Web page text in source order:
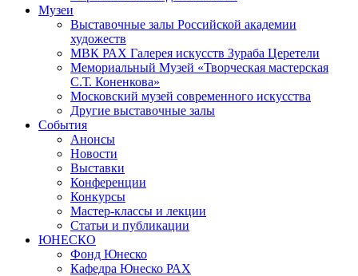
Музеи
Выставочные залы Российской академии
художеств
МВК РАХ Галерея искусств Зураба Церетели
Мемориальный Музей «Творческая мастерская
С.Т. Коненкова»
Московский музей современного искусства
Другие выставочные залы
События
Анонсы
Новости
Выставки
Конференции
Конкурсы
Мастер-классы и лекции
Статьи и публикации
ЮНЕСКО
Фонд Юнеско
Кафедра Юнеско РАХ